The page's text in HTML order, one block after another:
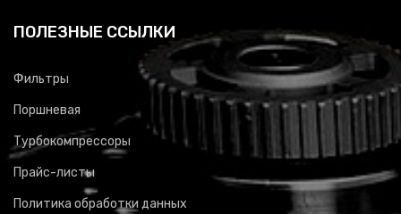
ПОЛЕЗНЫЕ ССЫЛКИ
Фильтры
Поршневая
Турбокомпрессоры
Прайс-листы
Политика обработки данных